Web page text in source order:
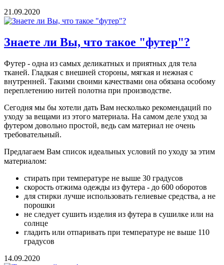
21.09.2020
Знаете ли Вы, что такое "футер"?
Футер - одна из самых деликатных и приятных для тела
тканей. Гладкая с внешней стороны, мягкая и нежная с
внутренней. Такими своими качествами она обязана особому
переплетению нитей полотна при производстве.
Сегодня мы бы хотели дать Вам несколько рекомендаций по
уходу за вещами из этого материала. На самом деле уход за
футером довольно простой, ведь сам материал не очень
требовательный.
Предлагаем Вам список идеальных условий по уходу за этим
материалом:⠀
стирать при температуре не выше 30 градусов
скорость отжима одежды из футера - до 600 оборотов
для стирки лучше использовать гелиевые средства, а не
порошки
не следует сушить изделия из футера в сушилке или на
солнце
гладить или отпаривать при температуре не выше 110
градусов
14.09.2020